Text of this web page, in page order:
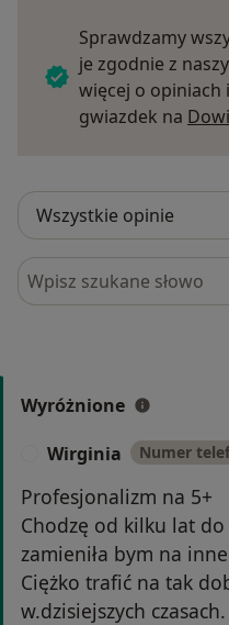
Sprawdzamy
je zgodnie z
więcej o opiniach
gwiazdek na
Szukaj w opiniach
Wyróżnione
Wirginia Numer
Profesjonalizm na 5+
Chodzę od kilku lat
zamieniła bym na
Ciężko trafić na tak
w.dzisiejszych